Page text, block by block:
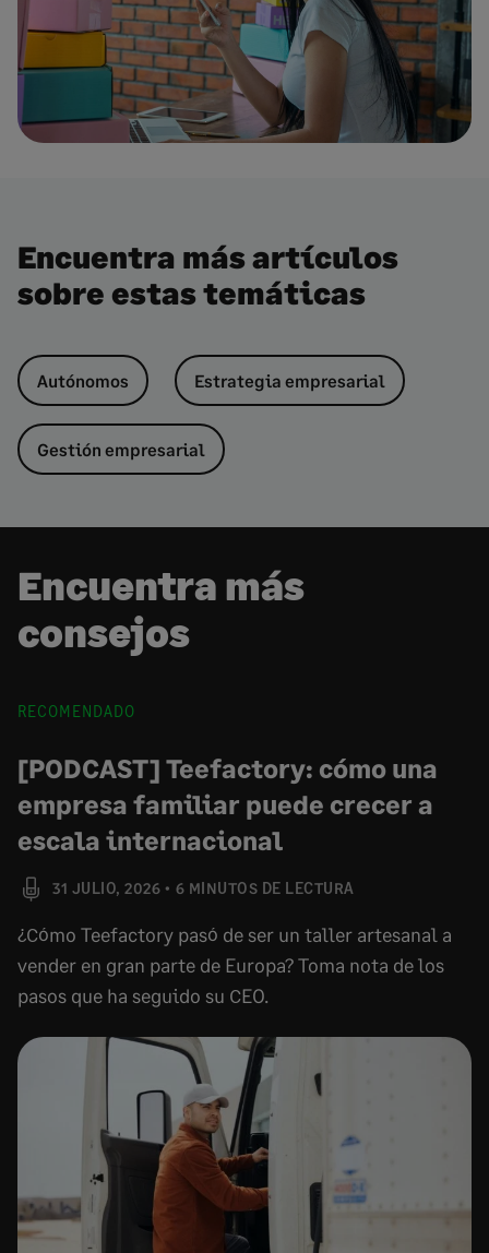
Encuentra más artículos
sobre estas temáticas
Autónomos Estrategia empresarial
Gestión empresarial
Encuentra más
consejos
RECOMENDADO
31 JULIO, 2026 6 MINUTOS DE LECTURA
[PODCAST] Teefactory: cómo una
empresa familiar puede crecer a
escala internacional
¿Cómo Teefactory pasó de ser un taller artesanal a
vender en gran parte de Europa? Toma nota de los
pasos que ha seguido su CEO.